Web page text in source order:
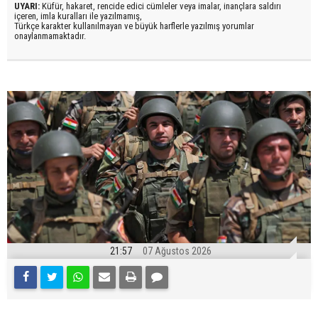
UYARI: Küfür, hakaret, rencide edici cümleler veya imalar, inançlara saldırı
içeren, imla kuralları ile yazılmamış,
Türkçe karakter kullanılmayan ve büyük harflerle yazılmış yorumlar
onaylanmamaktadır.
21:57 07 Ağustos 2026